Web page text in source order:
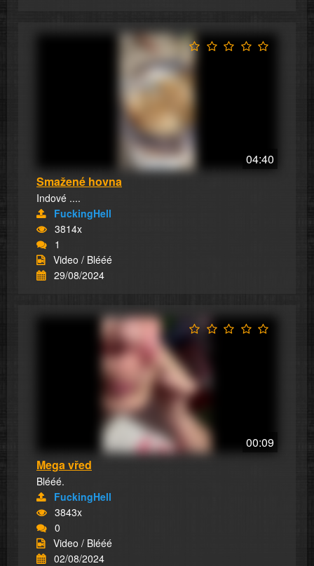
04:40
Smažené hovna
Indové ....
FuckingHell
3814x
1
Video / Blééé
29/08/2024
00:09
Mega vřed
Blééé.
FuckingHell
3843x
0
Video / Blééé
02/08/2024